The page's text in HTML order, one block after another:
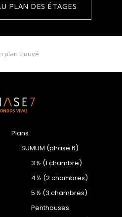
PLAN DES ÉTAGES
plan trouvé
Plans
SUMUM (phase 6)
3 ½ (1 chambre)
4 ½ (2 chambres)
5 ½ (3 chambres)
Penthouses